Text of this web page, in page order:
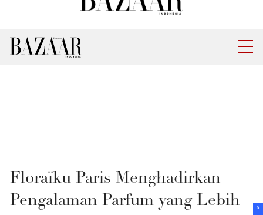
Floraïku Paris Menghadirkan
Pengalaman Parfum yang Lebih
x